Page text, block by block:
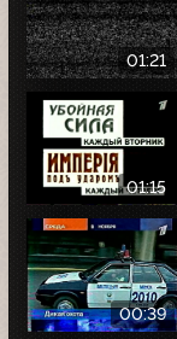
01:21
01:15
00:39